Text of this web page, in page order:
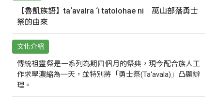
【魯凱族語】ta‘avalra ‘i tatolohae ni｜萬山部落勇士
祭的由來
文化介紹
傳統祖靈祭是一系列為期四個月的祭典，現今配合族人工
作求學濃縮為一天，並特別將「勇士祭(Ta‘avala)」凸顯辦
理。